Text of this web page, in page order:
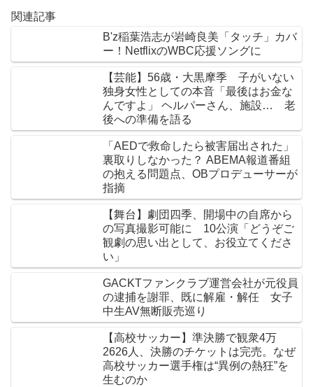
関連記事
B'z稲葉浩志が岩崎良美「タッチ」カバ
ー！NetflixのWBC応援ソングに
【芸能】56歳・大黒摩季 子がいない
独身女性としての本音「最後はお金な
んですよ」 ヘルパーさん、施設… 老
後への準備を語る
「AEDで救命したら被害届出された」
裏取りしなかった？ ABEMA報道番組
の抱える問題点、OBプロデューサーが
指摘
【舞台】劇団四季、開場中の自席から
の写真撮影可能に 10公演「どうぞご
観劇の思い出として、お役立てくださ
い」
GACKTファンクラブ運営会社が元役員
の逮捕を謝罪、既に解雇・解任 女子
中生AV無断販売巡り
【高校サッカー】準決勝で観衆4万
2626人、決勝のチケットは完売。なぜ
高校サッカー選手権は“異例の熱狂”を
生むのか